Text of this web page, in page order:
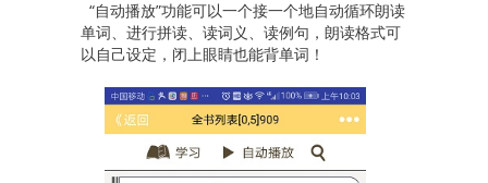
“自动播放”功能可以一个接一个地自动循环朗读
单词、进行拼读、读词义、读例句，朗读格式可
以自己设定，闭上眼睛也能背单词！